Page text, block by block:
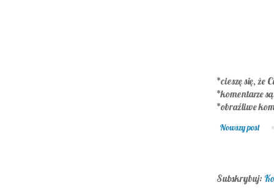
*cieszę się, że
*komentarze
*obraźliwe
Nowszy post
Subskrybuj: